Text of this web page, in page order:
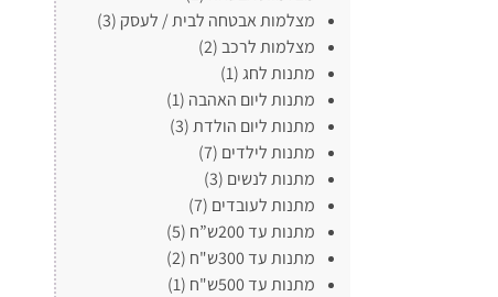
מצלמות אבטחה לבית / לעסק (3)
מצלמות לרכב(2)
מתנות לחג(1)
מתנות ליום האהבה (1)
מתנות ליום הולדת(3)
מתנות לילדים (7)
מתנות לנשים (3)
מתנות לעובדים (7)
מתנות עד 200ש”ח
(5)
מתנות עד 300ש"ח
(2)
מתנות עד 500ש"ח
(1)